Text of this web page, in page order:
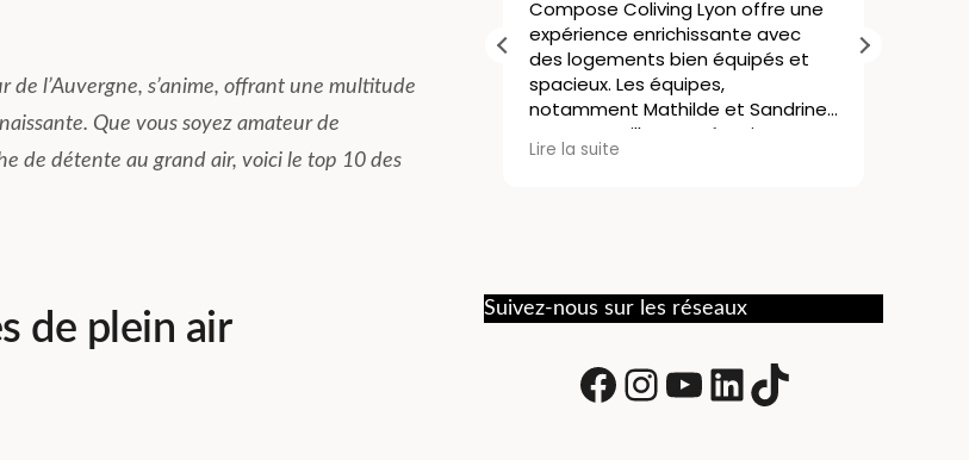
l’Auvergne, s’anime, offrant une multitude
Que vous soyez amateur de
de détente au grand air, voici le top 10 des
de plein air
Compose Coliving Lyon offre une
expérience enrichissante avec
des logements bien équipés et
spacieux. Les équipes,
notamment Mathilde et Sandrine,
sont accueillantes, réactives et
attentives aux besoins des
coliving.
Lire la suite
Suivez-nous sur les réseaux
Facebook
Instagram
Youtube
LinkedIn
tiktok